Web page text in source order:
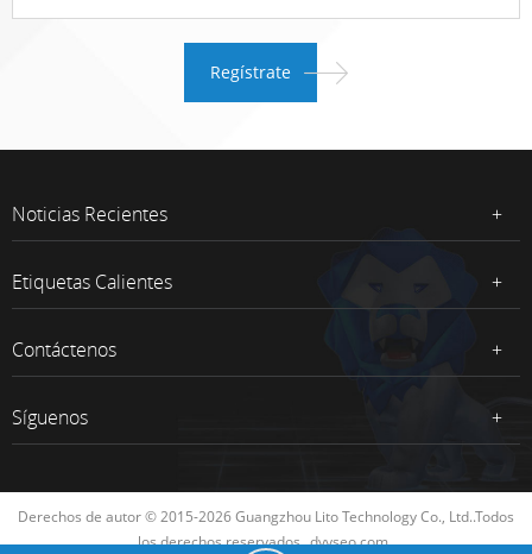
Noticias Recientes
Etiquetas Calientes
Contáctenos
Síguenos
Derechos de autor © 2015-2026 Guangzhou Lito Technology Co., Ltd..Todos
los derechos reservados. dyyseo.com